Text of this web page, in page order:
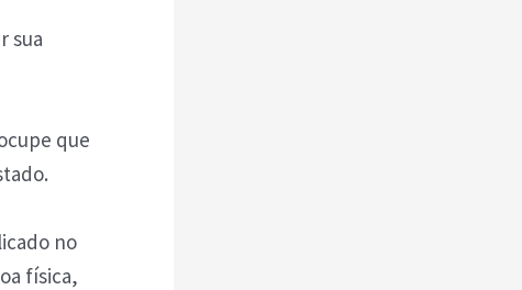
sua
que
no
física,